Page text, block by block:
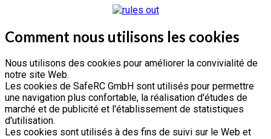
Comment nous utilisons les cookies
Nous utilisons des cookies pour améliorer la convivialité de
notre site Web.
Les cookies de SafeRC GmbH sont utilisés pour permettre
une navigation plus confortable, la réalisation d'études de
marché et de publicité et l'établissement de statistiques
d'utilisation.
Les cookies sont utilisés à des fins de suivi sur le Web et